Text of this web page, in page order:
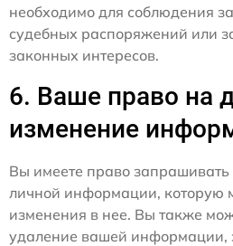
необходимо для соблюдения
судебных распоряжений или
законных интересов.
6. Ваше право на
изменение
Вы имеете право запрашивать
личной информации, которую
изменения в нее. Вы также
удаление вашей информации,